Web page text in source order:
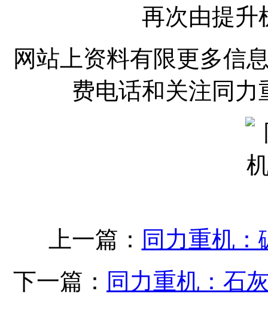
再次由提升
网站上资料有限更多信
费电话和关注同
上一篇： 同力重机
下一篇： 同力重机：石